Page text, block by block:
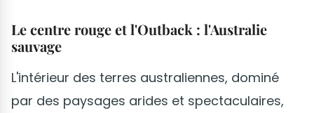
Le centre rouge et l'Outback : l'Australie
sauvage
L'intérieur des terres australiennes, dominé
par des paysages arides et spectaculaires,